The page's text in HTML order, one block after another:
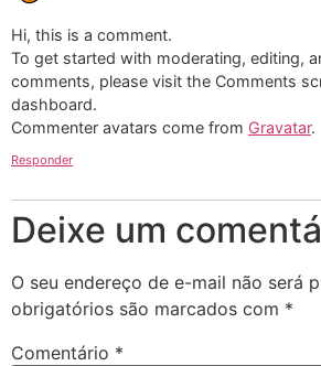
Hi, this is a comment.
To get started with moderating, editing,
comments, please visit the Comments
dashboard.
Commenter avatars come from Gravatar.
Responder
Deixe um
O seu endereço de e-mail não será
obrigatórios são marcados com *
Comentário *